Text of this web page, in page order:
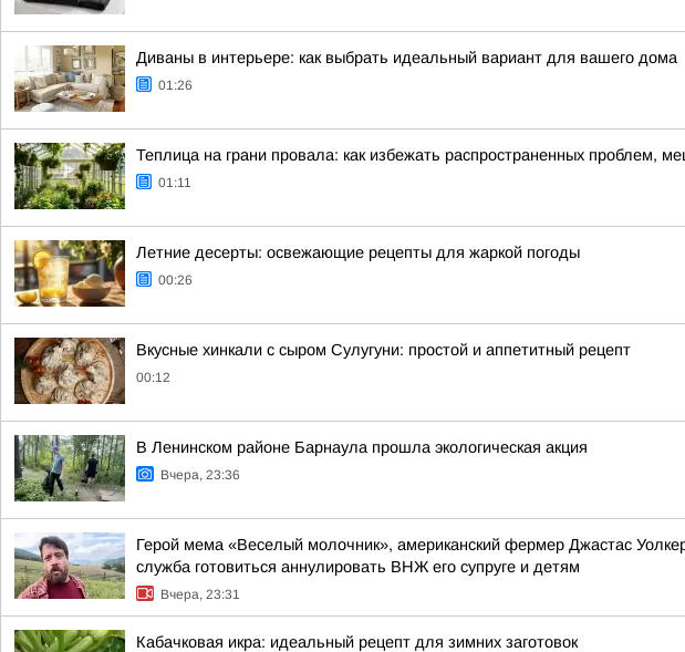
Диваны в интерьере: как выбрать идеальный вариант для вашего дома
01:26
Теплица на грани провала: как избежать распространенных проблем,
01:11
Летние десерты: освежающие рецепты для жаркой погоды
00:26
Вкусные хинкали с сыром Сулугуни: простой и аппетитный рецепт
00:12
В Ленинском районе Барнаула прошла экологическая акция
Вчера, 23:36
Герой мема «Веселый молочник», американский фермер Джастас
служба готовиться аннулировать ВНЖ его супруге и детям
Вчера, 23:31
Кабачковая икра: идеальный рецепт для зимних заготовок